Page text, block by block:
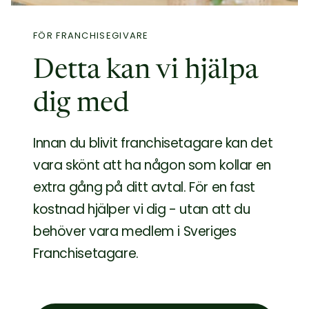
FÖR FRANCHISEGIVARE
Detta kan vi hjälpa
dig med
Innan du blivit franchisetagare kan det
vara skönt att ha någon som kollar en
extra gång på ditt avtal. För en fast
kostnad hjälper vi dig - utan att du
behöver vara medlem i Sveriges
Franchisetagare.